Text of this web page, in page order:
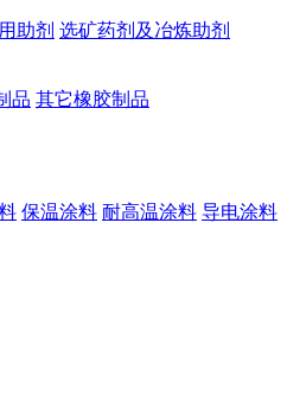
助剂 选矿药剂及冶炼助剂
品 其它橡胶制品
保温涂料 耐高温涂料 导电涂料